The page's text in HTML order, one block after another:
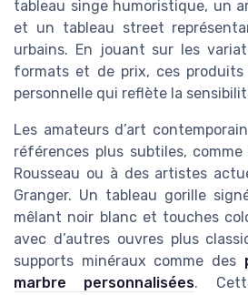
tableau singe humoristique, un
et un tableau street
urbains. En jouant sur les
formats et de prix, ces
personnelle qui reflète la
Les amateurs d’art
références plus subtiles,
Rousseau ou à des artistes
Granger. Un tableau gorille
mêlant noir blanc et touches
avec d’autres ouvres plus
supports minéraux comme des
marbre personnalisées.